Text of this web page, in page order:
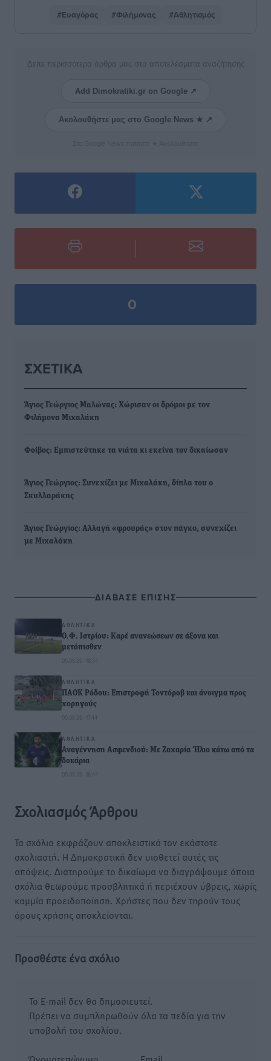
#Ευαγόρας #Φιλήμονας #Αθλητισμός
Δείτε περισσότερα άρθρα μας στα αποτελέσματα αναζήτησης
Add Dimokratiki.gr on Google ↗
Ακολουθήστε μας στο Google News ★ ↗
0
ΣΧΕΤΙΚΆ
Άγιος Γεώργιος Μαλώνας: Χώρισαν οι δρόμοι με τον
Φιλήμονα Μιχαλάκη
Φοίβος: Εμπιστεύτηκε τα νιάτα κι εκείνα τον δικαίωσαν
Άγιος Γεώργιος: Συνεχίζει με Μιχαλάκη, δίπλα του ο
Σκυλλαράκης
Άγιος Γεώργιος: Αλλαγή «φρουράς» στον πάγκο, συνεχίζει
με Μιχαλάκη
ΔΙΑΒΑΣΕ ΕΠΙΣΗΣ
ΑΘΛΗΤΙΚΆ
Ο.Φ. Ιστρίου: Καρέ ανανεώσεων σε άξονα και
μετόπισθεν
05.08.26 · 18:34
ΑΘΛΗΤΙΚΆ
ΠΑΟΚ Ρόδου: Επιστροφή Τοντόροβ και άνοιγμα προς
χορηγούς
05.08.26 · 17:44
ΑΘΛΗΤΙΚΆ
Αναγέννηση Ασφενδιού: Με Ζαχαρία Ήλιο κάτω από τα
δοκάρια
05.08.26 · 16:44
Σχολιασμός Άρθρου
Τα σχόλια εκφράζουν αποκλειστικά τον εκάστοτε
σχολιαστή. Η Δημοκρατική δεν υιοθετεί αυτές τις
απόψεις. Διατηρούμε το δικαίωμα να διαγράψουμε όποια
σχόλια θεωρούμε προσβλητικά ή περιέχουν ύβρεις, χωρίς
καμμία προειδοποίηση. Χρήστες που δεν τηρούν τους
όρους χρήσης αποκλείονται.
Προσθέστε ένα σχόλιο
Το E-mail δεν θα δημοσιευτεί.
Πρέπει να συμπληρωθούν όλα τα πεδία για την
υποβολή του σχολίου.